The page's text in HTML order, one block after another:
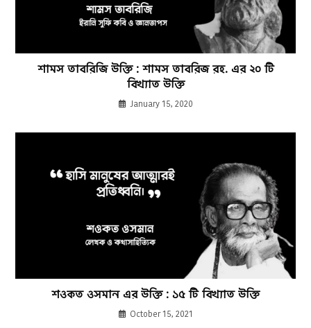
শামস তাবরিজি উক্তি : শামস তাবরিজ রহ. এর ২০ টি
বিখ্যাত উক্তি
January 15, 2020
শওকত ওসমান এর উক্তি : ১৫ টি বিখ্যাত উক্তি
October 15, 2021